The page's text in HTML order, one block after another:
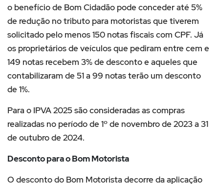
o benefício de Bom Cidadão pode conceder até 5%
de redução no tributo para motoristas que tiverem
solicitado pelo menos 150 notas fiscais com CPF. Já
os proprietários de veículos que pediram entre cem e
149 notas recebem 3% de desconto e aqueles que
contabilizaram de 51 a 99 notas terão um desconto
de 1%.
Para o IPVA 2025 são consideradas as compras
realizadas no período de 1º de novembro de 2023 a 31
de outubro de 2024.
Desconto para o Bom Motorista
O desconto do Bom Motorista decorre da aplicação